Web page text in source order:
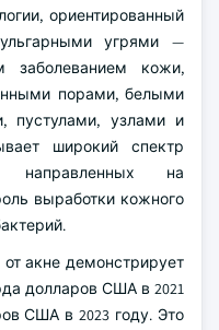
ориентированный
угрями —
заболеванием кожи,
порами, белыми
пустулами, узлами и
широкий спектр
направленных на
выработки кожного
акне демонстрирует
долларов США в 2021
США в 2023 году. Это